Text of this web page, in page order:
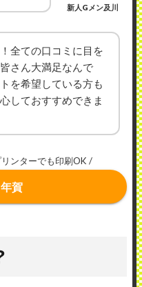
新人Gメン及川
全ての口コミに目を
さん大満足なんで
を希望している方も
しておすすめできま
ンターでも印刷OK /
賀